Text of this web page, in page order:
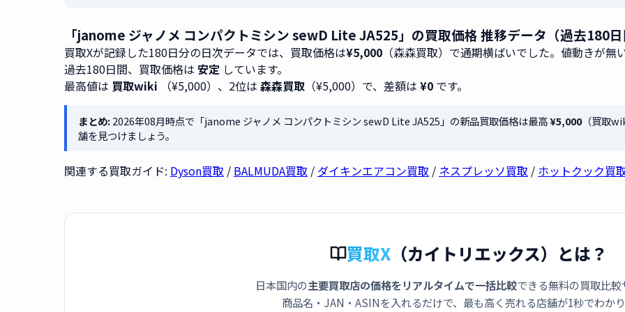
「janome ジャノメ コンパクトミシン sewD Lite JA525」の買取価格 推移データ（過去180
買取Xが記録した180日分の日次データでは、買取価格は¥5,000 （森森買取）で通期横ばいでした。値動きが
過去180日間、買取価格は 安定 しています。
最高値は 買取wiki （¥5,000）、2位は 森森買取 （¥5,000）で、差額は ¥0 です。
まとめ:2026年08月時点で「janome ジャノメ コンパクトミシン sewD Lite JA525」の新品買取価格は最高¥5,000（買取
舗を見つけましょう。
関連する買取ガイド: Dyson買取 / BALMUDA買取 / ダイキンエアコン買取 / ネスプレッソ買取 / ホットクック買
買取X （カイトリエックス）とは？
日本国内の主要買取店の価格をリアルタイムで一括比較できる無料の買取比較
商品名・JAN・ASINを入れるだけで、最も高く売れる店舗が1秒でわか